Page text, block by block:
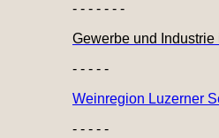
- - - - - - -
Gewerbe und
- - - - -
Weinregion Luzerner
- - - - -